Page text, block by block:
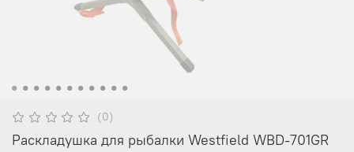
(0)
Раскладушка для рыбалки Westfield WBD-701GR